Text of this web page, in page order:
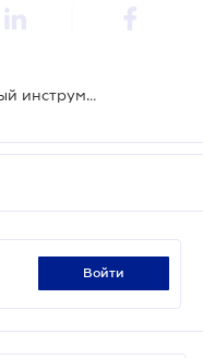
У бизнеса появился дополнительный инструмент разрешения споров
войти